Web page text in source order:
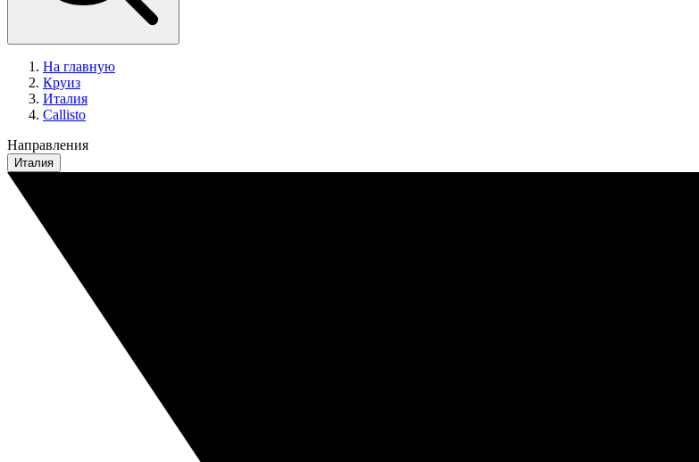
На главную
Круиз
Италия
Callisto
Направления
Италия